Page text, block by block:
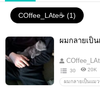
COffee_LAte☕ (1)
ผมกลายเป็
30 20K
ผมกลายเป็นแม